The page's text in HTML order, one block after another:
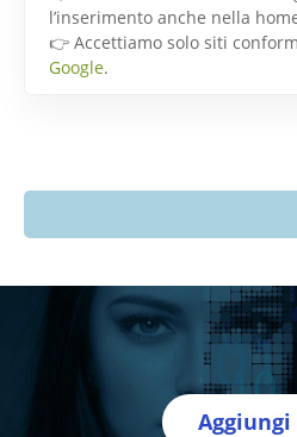
l’inserimento anche nella
👉 Accettiamo solo siti
Google.